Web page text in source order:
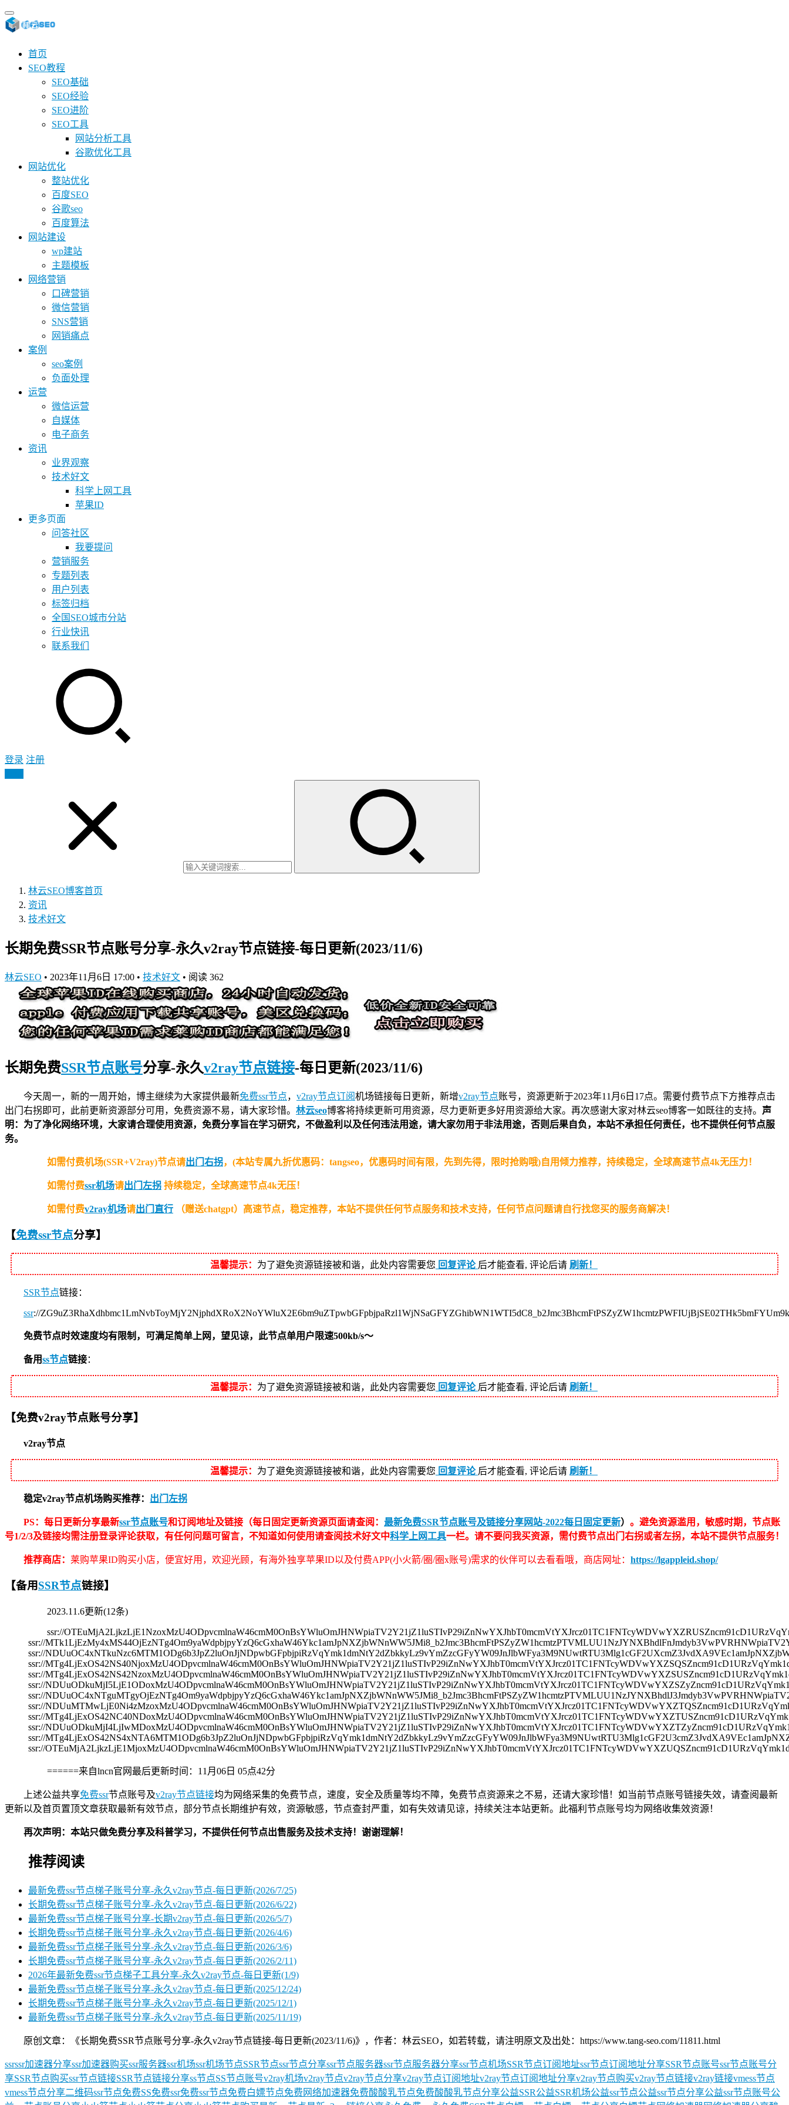
首页
SEO教程
SEO基础
SEO经验
SEO进阶
SEO工具
网站分析工具
谷歌优化工具
网站优化
整站优化
百度SEO
谷歌seo
百度算法
网站建设
wp建站
主题模板
网络营销
口碑营销
微信营销
SNS营销
网销痛点
案例
seo案例
负面处理
运营
微信运营
自媒体
电子商务
资讯
业界观察
技术好文
科学上网工具
苹果ID
更多页面
问答社区
我要提问
营销服务
专题列表
用户列表
标签归档
全国SEO城市分站
行业快讯
联系我们
登录 注册
林云SEO博客首页
资讯
技术好文
长期免费SSR节点账号分享-永久v2ray节点链接-每日更新(2023/11/6)
林云SEO • 2023年11月6日 17:00 • 技术好文 • 阅读 362
长期免费SSR节点账号分享-永久v2ray节点链接-每日更新(2023/11/6)
今天周一，新的一周开始，博主继续为大家提供最新免费ssr节点， v2ray节点订阅机场链接每日更新，新增v2ray节点账号，资源更新于2023年11月6日17点。需要付费节点下方推荐点击
出门右拐即可，此前更新资源部分可用，免费资源不易，请大家珍惜。 林云seo博客将持续更新可用资源，尽力更新更多好用资源给大家。再次感谢大家对林云seo博客一如既往的支持。 声
明：为了净化网络环境，大家请合理使用资源，免费分享旨在学习研究，不做盈利以及任何违法用途，请大家勿用于非法用途，否则后果自负，本站不承担任何责任，也不提供任何节点服
务。
如需付费机场(SSR+V2ray)节点请出门右拐，(本站专属九折优惠码：tangseo，优惠码时间有限，先到先得，限时抢购哦)自用倾力推荐，持续稳定，全球高速节点4k无压力！
如需付费ssr机场请出门左拐 持续稳定，全球高速节点4k无压！
如需付费v2ray机场请出门直行 （赠送chatgpt）高速节点，稳定推荐，本站不提供任何节点服务和技术支持，任何节点问题请自行找您买的服务商解决！
【免费ssr节点分享】
温馨提示： 为了避免资源链接被和谐，此处内容需要您 回复评论 后才能查看, 评论后请 刷新！
SSR节点链接：
ssr://
免费节点时效速度均有限制，可满足简单上网，望见谅，此节点单用户限速500kb/s～
备用ss节点链接：
温馨提示： 为了避免资源链接被和谐，此处内容需要您 回复评论 后才能查看, 评论后请 刷新！
【免费v2ray节点账号分享】
v2ray节点
温馨提示： 为了避免资源链接被和谐，此处内容需要您 回复评论 后才能查看, 评论后请 刷新！
稳定v2ray节点机场购买推荐： 出门左拐
PS：每日更新分享最新ssr节点账号和订阅地址及链接（每日固定更新资源页面请查阅： 最新免费SSR节点账号及链接分享网站-2022每日固定更新） 。避免资源滥用，敏感时期，节点账
号1/2/3及链接均需注册登录评论获取，有任何问题可留言，不知道如何使用请查阅技术好文中科学上网工具一栏。请不要问我买资源，需付费节点出门右拐或者左拐，本站不提供节点服务！
推荐商店： 莱购苹果ID购买小店，便宜好用，欢迎光顾，有海外独享苹果ID以及付费APP(小火箭/圈/圈x账号)需求的伙伴可以去看看哦，商店网址： https://lgappleid.shop/
【备用SSR节点链接】
2023.11.6更新(12条)
ssr://
ssr://
ssr://
ssr://
ssr://
ssr://
ssr://
ssr://
ssr://
ssr://
ssr://
ssr://
======来自lncn官网最后更新时间： 11月06日 05点42分
上述公益共享免费ssr节点账号及v2ray节点链接均为网络采集的免费节点，速度，安全及质量等均不障，免费节点资源来之不易，还请大家珍惜！如当前节点账号链接失效，请查阅最新
更新以及首页置顶文章获取最新有效节点，部分节点长期维护有效，资源敏感，节点查封严重，如有失效请见谅，持续关注本站更新。此福利节点账号均为网络收集效资源！
再次声明：本站只做免费分享及科普学习，不提供任何节点出售服务及技术支持！谢谢理解！
推荐阅读
最新免费ssr节点梯子账号分享-永久v2ray节点-每日更新(2026/7/25)
长期免费ssr节点梯子账号分享-永久v2ray节点-每日更新(2026/6/22)
最新免费ssr节点梯子账号分享-长期v2ray节点-每日更新(2026/5/7)
长期免费ssr节点梯子账号分享-永久v2ray节点-每日更新(2026/4/6)
最新免费ssr节点梯子账号分享-永久v2ray节点-每日更新(2026/3/6)
长期免费ssr节点梯子账号分享-永久v2ray节点-每日更新(2026/2/11)
2026年最新免费ssr节点梯子工具分享-永久v2ray节点-每日更新(1/9)
最新免费ssr节点梯子账号分享-永久v2ray节点-每日更新(2025/12/24)
长期免费ssr节点梯子账号分享-永久v2ray节点-每日更新(2025/12/1)
最新免费ssr节点梯子账号分享-永久v2ray节点-每日更新(2025/11/19)
原创文章：《长期免费SSR节点账号分享-永久v2ray节点链接-每日更新(2023/11/6)》，作者：林云SEO，如若转载，请注明原文及出处：https://www.tang-seo.com/11811.html
ssrssr加速器分享ssr加速器购买ssr服务器ssr机场ssr机场节点SSR节点ssr节点分享ssr节点服务器ssr节点服务器分享ssr节点机场SSR节点订阅地址ssr节点订阅地址分享SSR节点账号ssr节点账号分
享SSR节点购买ssr节点链接SSR节点链接分享ss节点SS节点账号v2ray机场v2ray节点v2ray节点分享v2ray节点订阅地址v2ray节点订阅地址分享v2ray节点购买v2ray节点链接v2ray链接vmess节点
vmess节点分享二维码ssr节点免费SS免费ssr免费ssr节点免费白嫖节点免费网络加速器免费酸酸乳节点免费酸酸乳节点分享公益SSR公益SSR机场公益ssr节点公益ssr节点分享公益ssr节点账号公